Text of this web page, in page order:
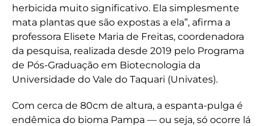
herbicida muito significativo. Ela simplesmente
mata plantas que são expostas a ela”, afirma a
professora Elisete Maria de Freitas, coordenadora
da pesquisa, realizada desde 2019 pelo Programa
de Pós-Graduação em Biotecnologia da
Universidade do Vale do Taquari (Univates).
Com cerca de 80cm de altura, a espanta-pulga é
endêmica do bioma Pampa — ou seja, só ocorre lá